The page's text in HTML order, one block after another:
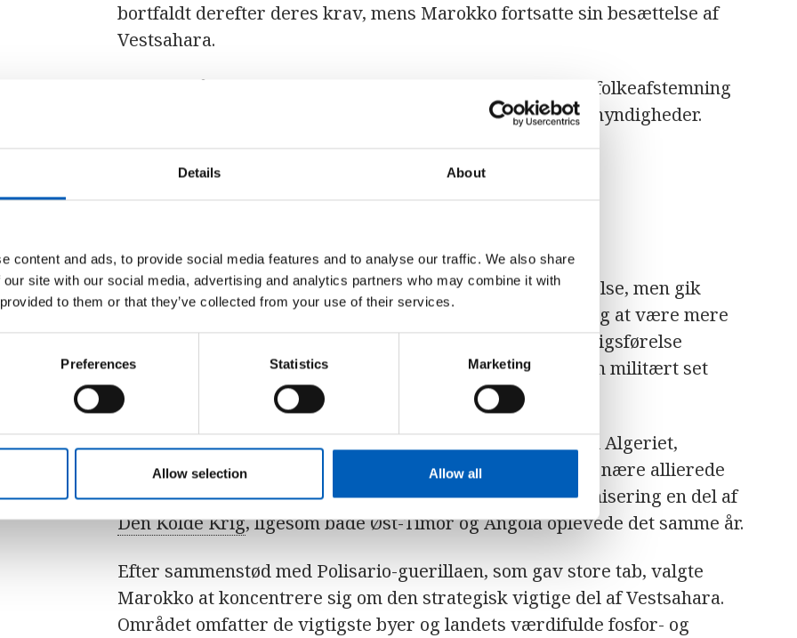
Details About
content and ads, to provide social media features and to analyse our traffic. We also share
site with our social media, advertising and analytics partners who may combine it with
to them or that they’ve collected from your use of their services.
Preferences Statistics Marketing
Allow selection Allow all
bortfaldt derefter deres krav, mens Marokko fortsatte sin besættelse af
Vestsahara.
Selv om både FN og ICJ forlangte, at der skulle holdes en folkeafstemning
om sagen, blev dette ikke efterlevet af de marokkanske myndigheder.
Polisario begyndte frihedslampen med regulær krigsførelse, men gik
efterhånden over til guerillakrigsførelse, da dette viste sig at være mere
effektivt i kampen mod den marokkanske hær. Guerillakrigsførelse
kendetegnes ved små styrker og uventede angreb mod en militært set
stærkere fjende.
Mens Polisario fik støtte af venstreorienterede lande som Algeriet,
Libyen, Cuba og Jugoslavien, blev Marokko støttet af sine nære allierede
Frankrig og USA. Nok en gang blev en konflikt om afkolonisering en del af
Den Kolde Krig, ligesom både Øst-Timor og Angola oplevede det samme år.
Efter sammenstød med Polisario-guerillaen, som gav store tab, valgte
Marokko at koncentrere sig om den strategisk vigtige del af Vestsahara.
Området omfatter de vigtigste byer og landets værdifulde fosfor- og